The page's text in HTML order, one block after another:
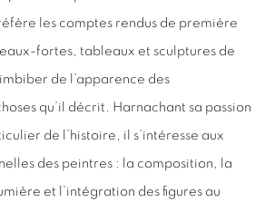
les comptes rendus de première
eaux-fortes, tableaux et sculptures de
de l’apparence des
qu’il décrit. Harnachant sa passion
de l’histoire, il s’intéresse aux
des peintres : la composition, la
et l’intégration des figures au